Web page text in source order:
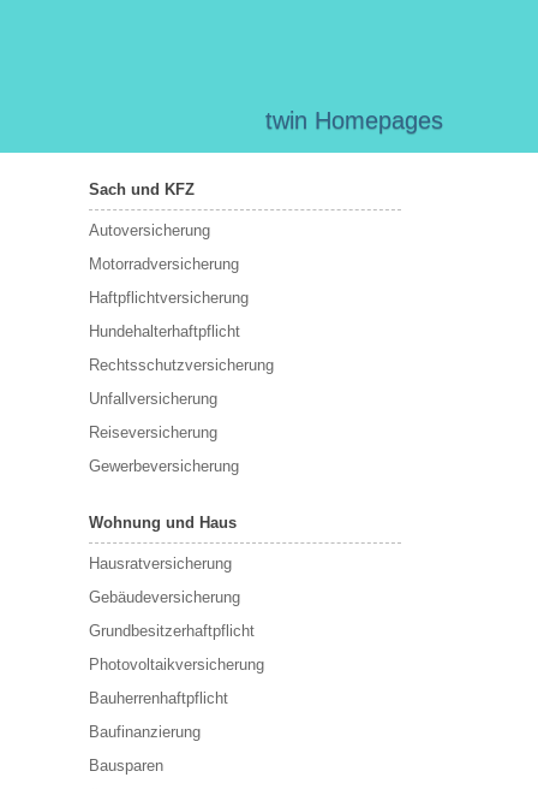
twin Homepages
Sach und KFZ
Autoversicherung
Motorradversicherung
Haftpflichtversicherung
Hundehalterhaftpflicht
Rechtsschutzversicherung
Unfallversicherung
Reiseversicherung
Gewerbeversicherung
Wohnung und Haus
Hausratversicherung
Gebäudeversicherung
Grundbesitzerhaftpflicht
Photovoltaikversicherung
Bauherrenhaftpflicht
Baufinanzierung
Bausparen